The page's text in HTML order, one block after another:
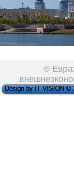
©
Design by IT VISION ©